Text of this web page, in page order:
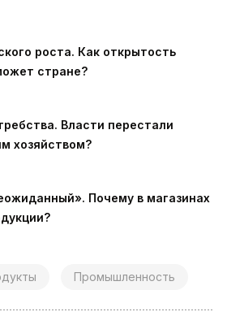
роста. Как открытость
стране?
Власти перестали
хозяйством?
Почему в магазинах
Промышленность